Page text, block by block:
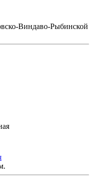
Виндаво-Рыбинской